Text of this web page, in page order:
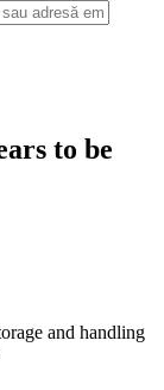
to be
and handling